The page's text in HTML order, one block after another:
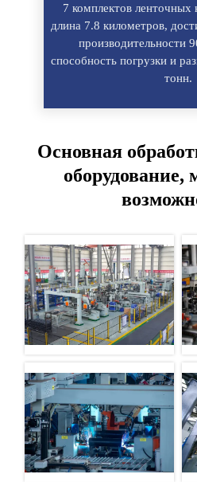
7 комплектов ленточных
длина 7.8 километров,
производительности
способность погрузки и
тонн.
Основная